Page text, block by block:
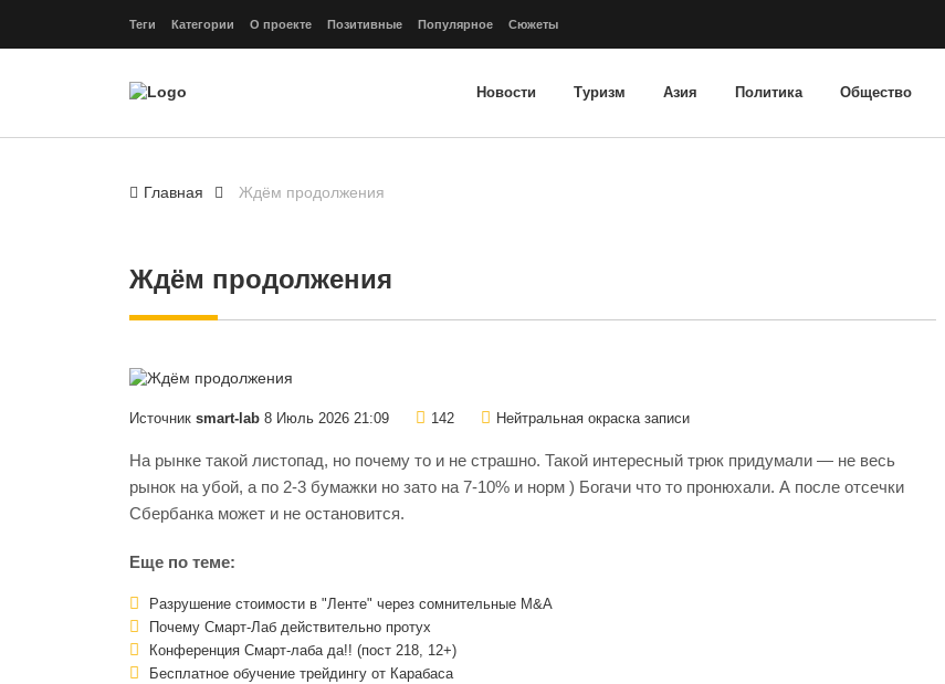
Теги Категории О проекте Позитивные Популярное Сюжеты
Новости Туризм Азия Политика Общество
Главная Ждём продолжения
Ждём продолжения
Источник smart-lab 8 Июль 2026 21:09 142 Нейтральная окраска записи
На рынке такой листопад, но почему то и не страшно. Такой интересный трюк придумали — не весь
рынок на убой, а по 2-3 бумажки но зато на 7-10% и норм ) Богачи что то пронюхали. А после отсечки
Сбербанка может и не остановится.
Еще по теме:
Разрушение стоимости в "Ленте" через сомнительные M&A
Почему Смарт-Лаб действительно протух
Конференция Смарт-лаба да!! (пост 218, 12+)
Бесплатное обучение трейдингу от Карабаса